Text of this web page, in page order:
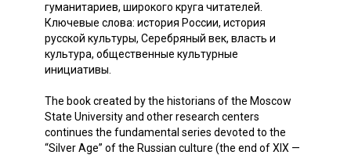
гуманитариев, широкого круга читателей.
Ключевые слова: история России, история
русской культуры, Серебряный век, власть и
культура, общественные культурные
инициативы.
The book created by the historians of the Moscow
State University and other research centers
continues the fundamental series devoted to the
“Silver Age” of the Russian culture (the end of XIX —